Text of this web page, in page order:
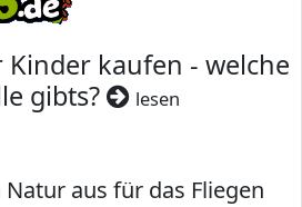
kaufen - welche
gibts?
lesen
aus für das Fliegen